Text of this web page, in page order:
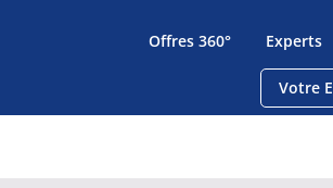
Offres 360° Experts
Votre